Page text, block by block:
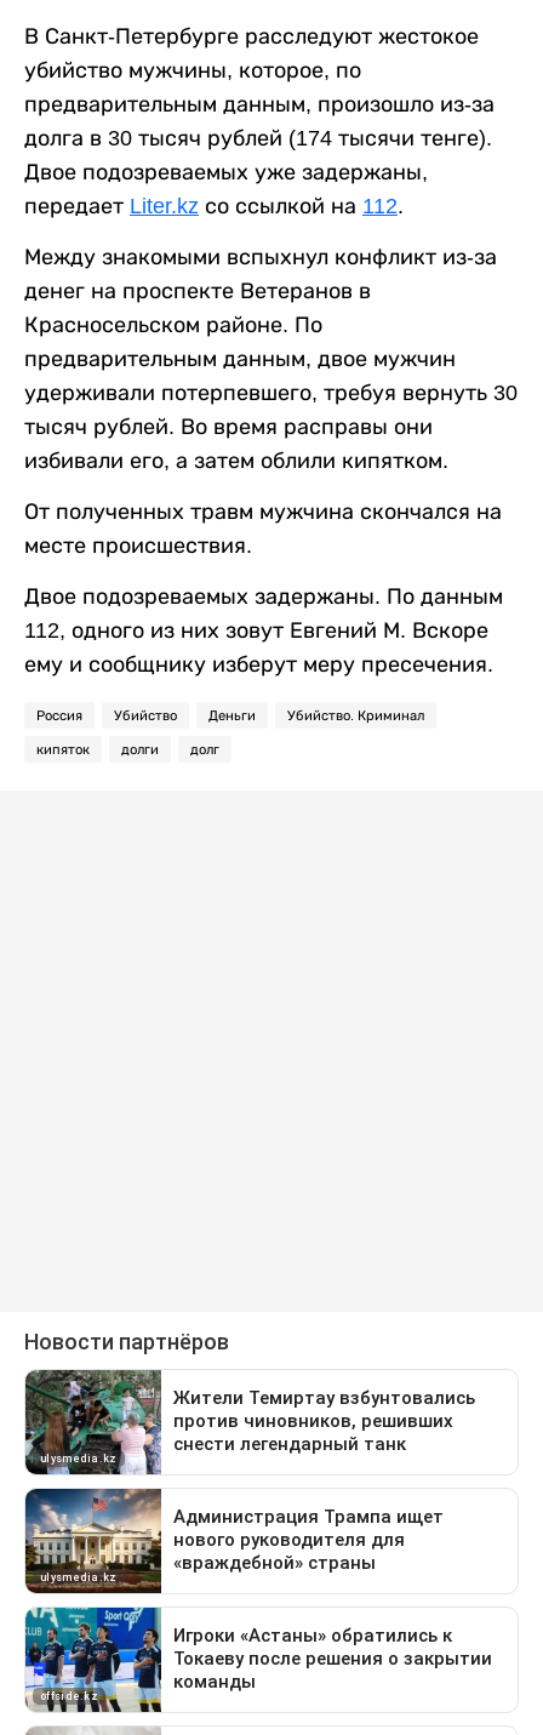
В Санкт-Петербурге расследуют жестокое
убийство мужчины, которое, по
предварительным данным, произошло из-за
долга в 30 тысяч рублей (174 тысячи тенге).
Двое подозреваемых уже задержаны,
передает Liter.kz со ссылкой на 112.
Между знакомыми вспыхнул конфликт из-за
денег на проспекте Ветеранов в
Красносельском районе. По
предварительным данным, двое мужчин
удерживали потерпевшего, требуя вернуть 30
тысяч рублей. Во время расправы они
избивали его, а затем облили кипятком.
От полученных травм мужчина скончался на
месте происшествия.
Двое подозреваемых задержаны. По данным
112, одного из них зовут Евгений М. Вскоре
ему и сообщнику изберут меру пресечения.
Россия Убийство Деньги Убийство. Криминал
кипяток долги долг